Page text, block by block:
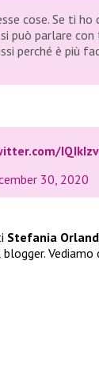
cose. Se ti
può parlare con
perché è più
30, 2020
Stefania
Vediamo